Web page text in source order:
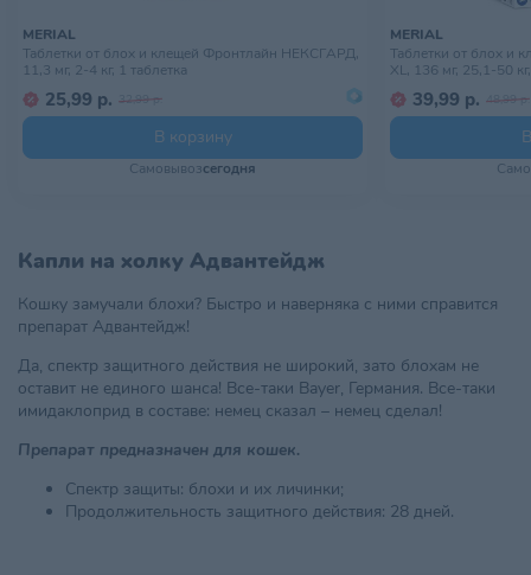
MERIAL
Таблетки от блох и клещей Фронтлайн НЕКСГАРД,
11,3 мг, 2-4 кг, 1 таблетка
25,99 р. 32,99 р.
В корзину
Самовывозсегодня
MERIAL
Таблетки от блох и
XL, 136 мг, 25,1-50
39,99 р. 48,99 р.
Капли на холку Адвантейдж
Кошку замучали блохи? Быстро и наверняка с ними справится
препарат Адвантейдж!
Да, спектр защитного действия не широкий, зато блохам не
оставит не единого шанса! Все-таки Bayer, Германия. Все-таки
имидаклоприд в составе: немец сказал – немец сделал!
Препарат предназначен для кошек.
Спектр защиты: блохи и их личинки;
Продолжительность защитного действия: 28 дней.